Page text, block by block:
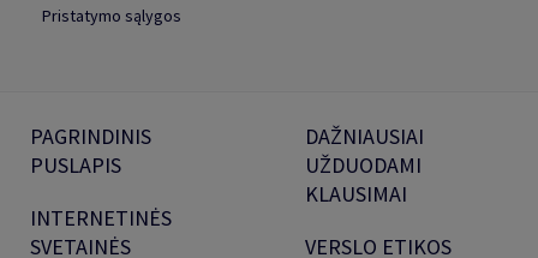
Pristatymo sąlygos
PAGRINDINIS
PUSLAPIS
INTERNETINĖS
SVETAINĖS
DAŽNIAUSIAI
UŽDUODAMI
KLAUSIMAI
VERSLO ETIKOS